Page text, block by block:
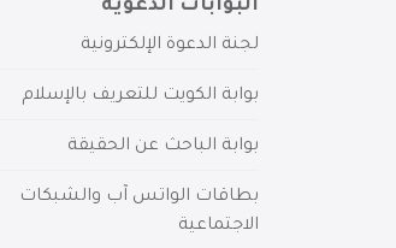
البوابات الدعوية
لجنة الدعوة الإلكترونية
بوابة الكويت للتعريف بالإسلام
بوابة الباحث عن الحقيقة
بطاقات الواتس آب والشبكات
الاجتماعية